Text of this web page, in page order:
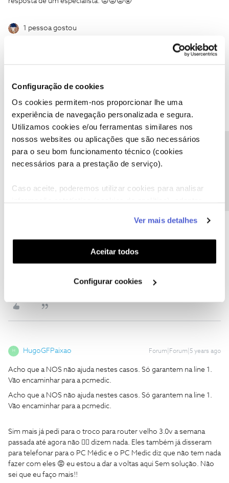
Configuração de cookies
Os cookies permitem-nos proporcionar lhe uma
experiência de navegação personalizada e segura.
Utilizamos cookies e/ou ferramentas similares nos
nossos websites ou aplicações que são necessários
para o seu bom funcionamento técnico (cookies
necessários para a prestação de serviço).
Caso aceite, poderemos utilizar cookies para analisar
funcionalidades (cookies de personalização e
funcionalidade) e adaptar anúncios aos seus interesses
(cookies de publicidade personalizada). Pode gerir a
utilização dos cookies clicando em "Configurar
Ver mais detalhes
Aceitar todos
Configurar cookies
1 pessoa gostou
HugoGFPaixao
azul fixo?
Yealink Gigabit SIP Phone - T48G trabalha com LAN não trabalho
com linha 1 de telefone fixo por exemplo. E funcionava bem com
o Router 3.0v no LAN. Eu não sei que faço mais já tentei tudo, já
fazia as pesquisas todos na net e ainda estou à espera de uma
Vão encaminhar para a pcmedic.
H HugoGFPaixao Forum|Forum|5 years ago
Acho que a NOS não ajuda nestes casos. Só garantem na line 1.
Vão encaminhar para a pcmedic.
Acho que a NOS não ajuda nestes casos. Só garantem na line 1.
Vão encaminhar para a pcmedic.
Sim mais já pedi para o troco para router velho 3.0v a semana
passada até agora não 👎🏻 dizem nada. Eles também já disseram
para telefonar para o PC Médic e o PC Medic diz que não tem nada
fazer com eles 😡 eu estou a dar a voltas aqui Sem solução. Não
sei que eu faço mais!!